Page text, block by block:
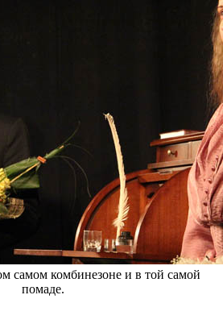
самом комбинезоне и в той самой
помаде.